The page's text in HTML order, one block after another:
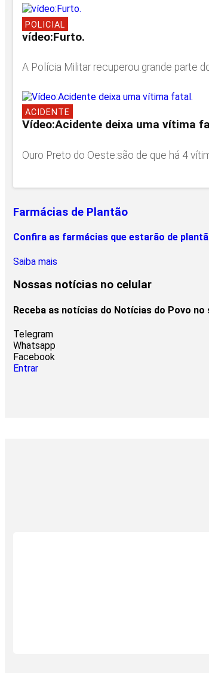
POLICIAL
vídeo:Furto.
A Polícia Militar recuperou grande parte
ACIDENTE
Vídeo:Acidente deixa uma vítima
Ouro Preto do Oeste:são de que há 4
Farmácias de Plantão
Confira as farmácias que estarão de
Saiba mais
Nossas notícias no celular
Receba as notícias do Notícias do Povo
Telegram
Whatsapp
Facebook
Entrar